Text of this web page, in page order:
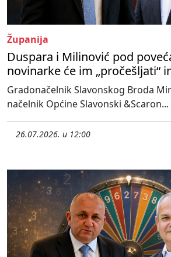
Županija
Duspara i Milinović pod
novinarke će im „pročešljati“
Gradonačelnik Slavonskog Broda
načelnik Općine Slavonski &Scaron...
26.07.2026. u 12:00